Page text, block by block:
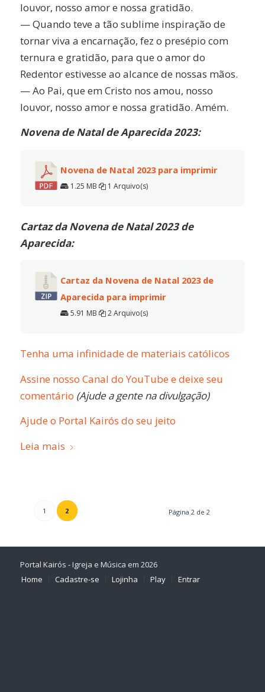
louvor, nosso amor e nossa gratidão.
— Quando teve a tão sublime inspiração de
tornar viva a encarnação, fez o presépio com
ternura e gratidão, para que o amor do
Redentor estivesse ao alcance de nossas mãos.
— Ao Pai, que em Cristo nos amou, nosso
louvor, nosso amor e nossa gratidão. Amém.
Novena de Natal de Aparecida 2023:
Novena de Natal 2023 para imprimir
1.25 MB 1 Arquivo(s)
Cartaz da Novena de Natal 2023 de
Aparecida:
Cartaz da Novena de Natal 2023 de
Aparecida para imprimir
5.91 MB 2 Arquivo(s)
Tenha uma infinidade de materiais católicos
Assine nosso Canal do YouTube e deixe seu
comentário (Ajude a gente na divulgação)
Ajude o Portal Kairós do seu jeito
Leia mais
Página 2 de 2
1 2
Portal Kairós - Igreja e Música em 2026
Home
Cadastre-se Lojinha Play Entrar